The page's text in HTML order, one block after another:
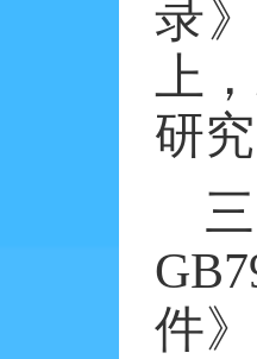
录
上
研究
件》